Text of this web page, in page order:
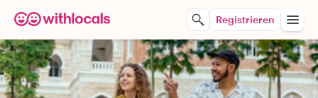
Registrieren